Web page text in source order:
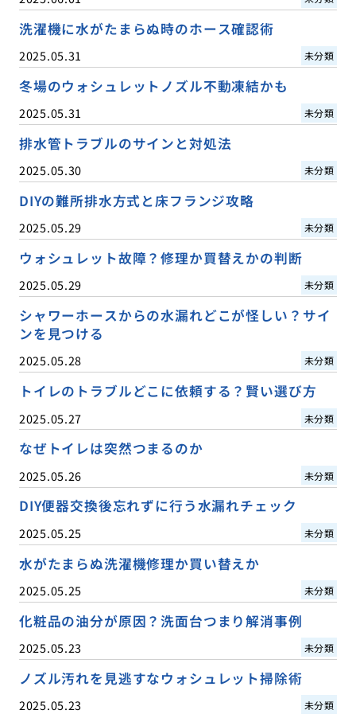
洗濯機に水がたまらぬ時のホース確認術
2025.05.31 未分類
冬場のウォシュレットノズル不動凍結かも
2025.05.31 未分類
排水管トラブルのサインと対処法
2025.05.30 未分類
DIYの難所排水方式と床フランジ攻略
2025.05.29 未分類
ウォシュレット故障？修理か買替えかの判断
2025.05.29 未分類
シャワーホースからの水漏れどこが怪しい？サイ
ンを見つける
2025.05.28 未分類
トイレのトラブルどこに依頼する？賢い選び方
2025.05.27 未分類
なぜトイレは突然つまるのか
2025.05.26 未分類
DIY便器交換後忘れずに行う水漏れチェック
2025.05.25 未分類
水がたまらぬ洗濯機修理か買い替えか
2025.05.25 未分類
化粧品の油分が原因？洗面台つまり解消事例
2025.05.23 未分類
ノズル汚れを見逃すなウォシュレット掃除術
2025.05.23 未分類